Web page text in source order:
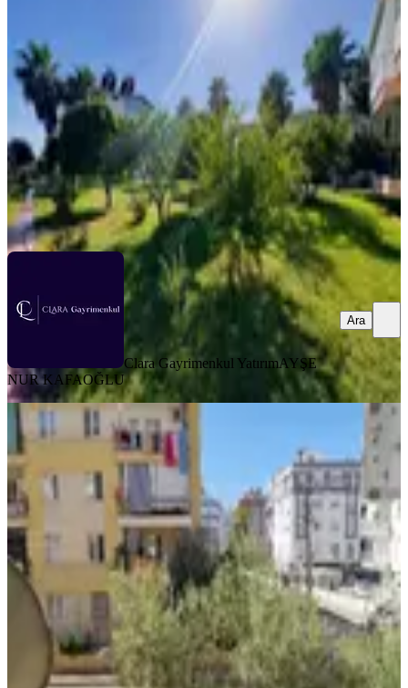
2+1
2. Kat 06.08.2026
50.000 ₺
Clara Gayrimenkul YatırımAYŞE NUR KAFAOĞLU
Ara
Clara Gayrimenkul YatırımAYŞE
NUR KAFAOĞLU
Ara
YENİ
Kızılarık Mah. 1 .kat 3+1 Ayrı Mutfak
Kiralık Daire
Antalya, Muratpaşa
3+1·140 m²· 1. Kat ·06.08.2026
30.000 ₺
Şentürk EmlakEREN YEŞİLIRMAK